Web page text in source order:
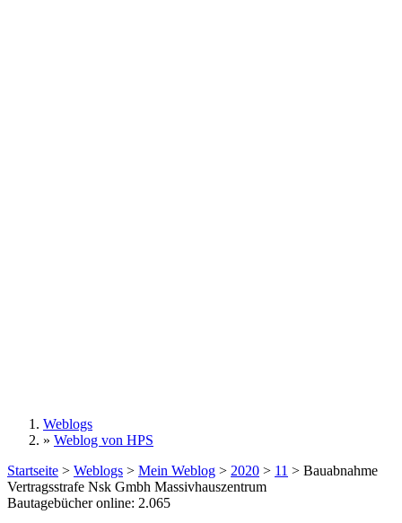
Sie sind hier
Weblogs
» Weblog von HPS
Startseite > Weblogs > Mein Weblog > 2020 > 11 > Bauabnahme
Vertragsstrafe Nsk Gmbh Massivhauszentrum
Bautagebücher online: 2.065